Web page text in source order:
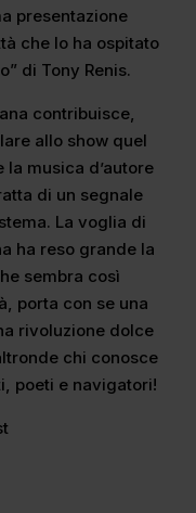
presentazione
che lo ha ospitato
di Tony Renis.
contribuisce,
allo show quel
musica d’autore
di un segnale
La voglia di
ha reso grande la
sembra così
porta con se una
rivoluzione dolce
chi conosce
poeti e navigatori!